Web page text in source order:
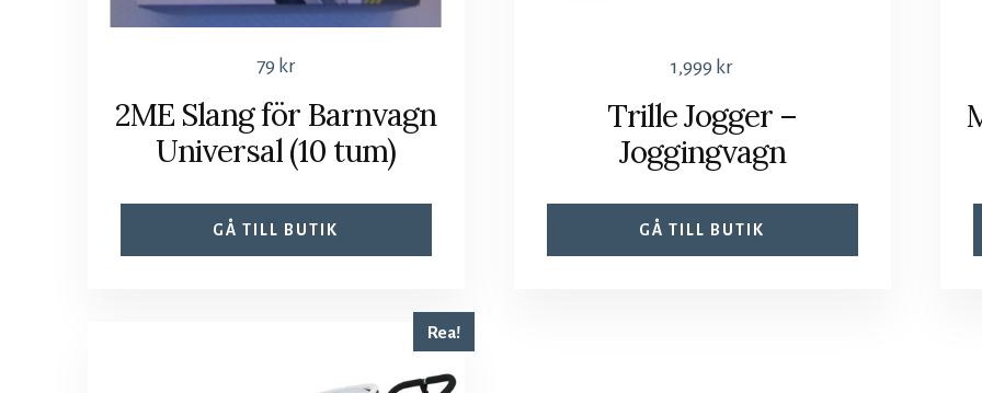
79 kr
2ME Slang för Barnvagn
Universal (10 tum)
GÅ TILL BUTIK
1,999 kr
Trille Jogger –
Joggingvagn
GÅ TILL BUTIK
Rea!